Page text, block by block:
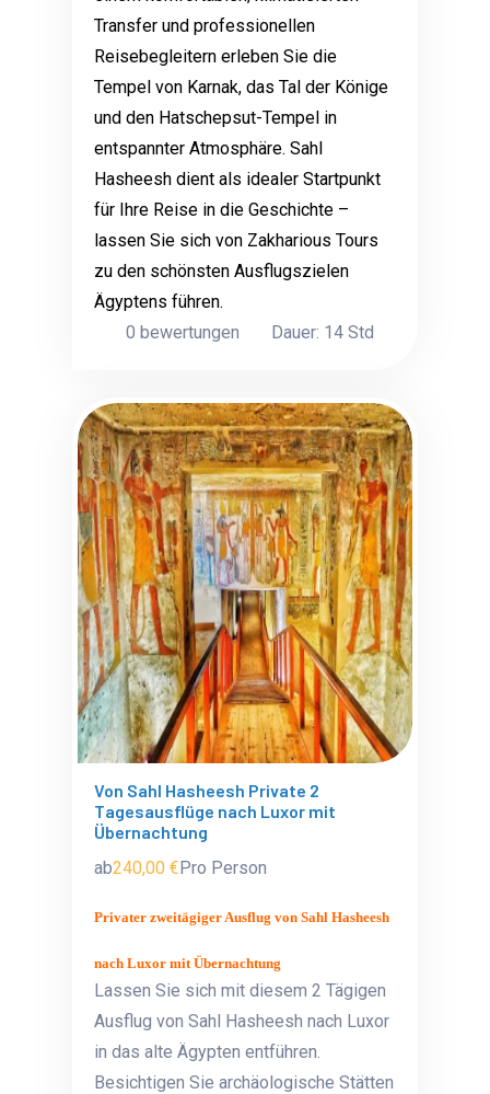
Transfer und professionellen
Reisebegleitern erleben Sie die
Tempel von Karnak, das Tal der Könige
und den Hatschepsut-Tempel in
entspannter Atmosphäre. Sahl
Hasheesh dient als idealer Startpunkt
für Ihre Reise in die Geschichte –
lassen Sie sich von Zakharious Tours
zu den schönsten Ausflugszielen
Ägyptens führen.
0 bewertungen
Dauer: 14 Std
Von Sahl Hasheesh Private 2
Tagesausflüge nach Luxor mit
Übernachtung
ab240,00 €Pro Person
Privater zweitägiger Ausflug von Sahl Hasheesh
nach Luxor mit Übernachtung
Lassen Sie sich mit diesem 2 Tägigen
Ausflug von Sahl Hasheesh nach Luxor
in das alte Ägypten entführen.
Besichtigen Sie archäologische Stätten